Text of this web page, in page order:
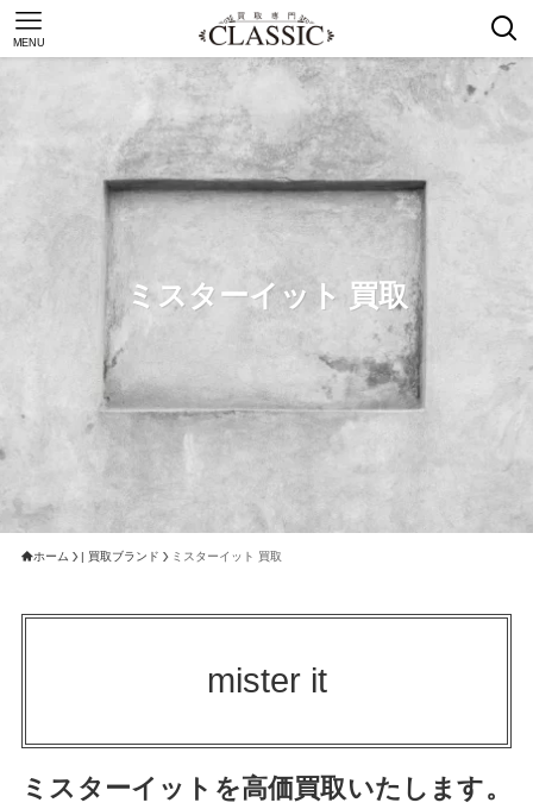
MENU
ミスターイット 買取
ホーム | 買取ブランド ミスターイット 買取
mister it
ミスターイットを高価買取いたします。